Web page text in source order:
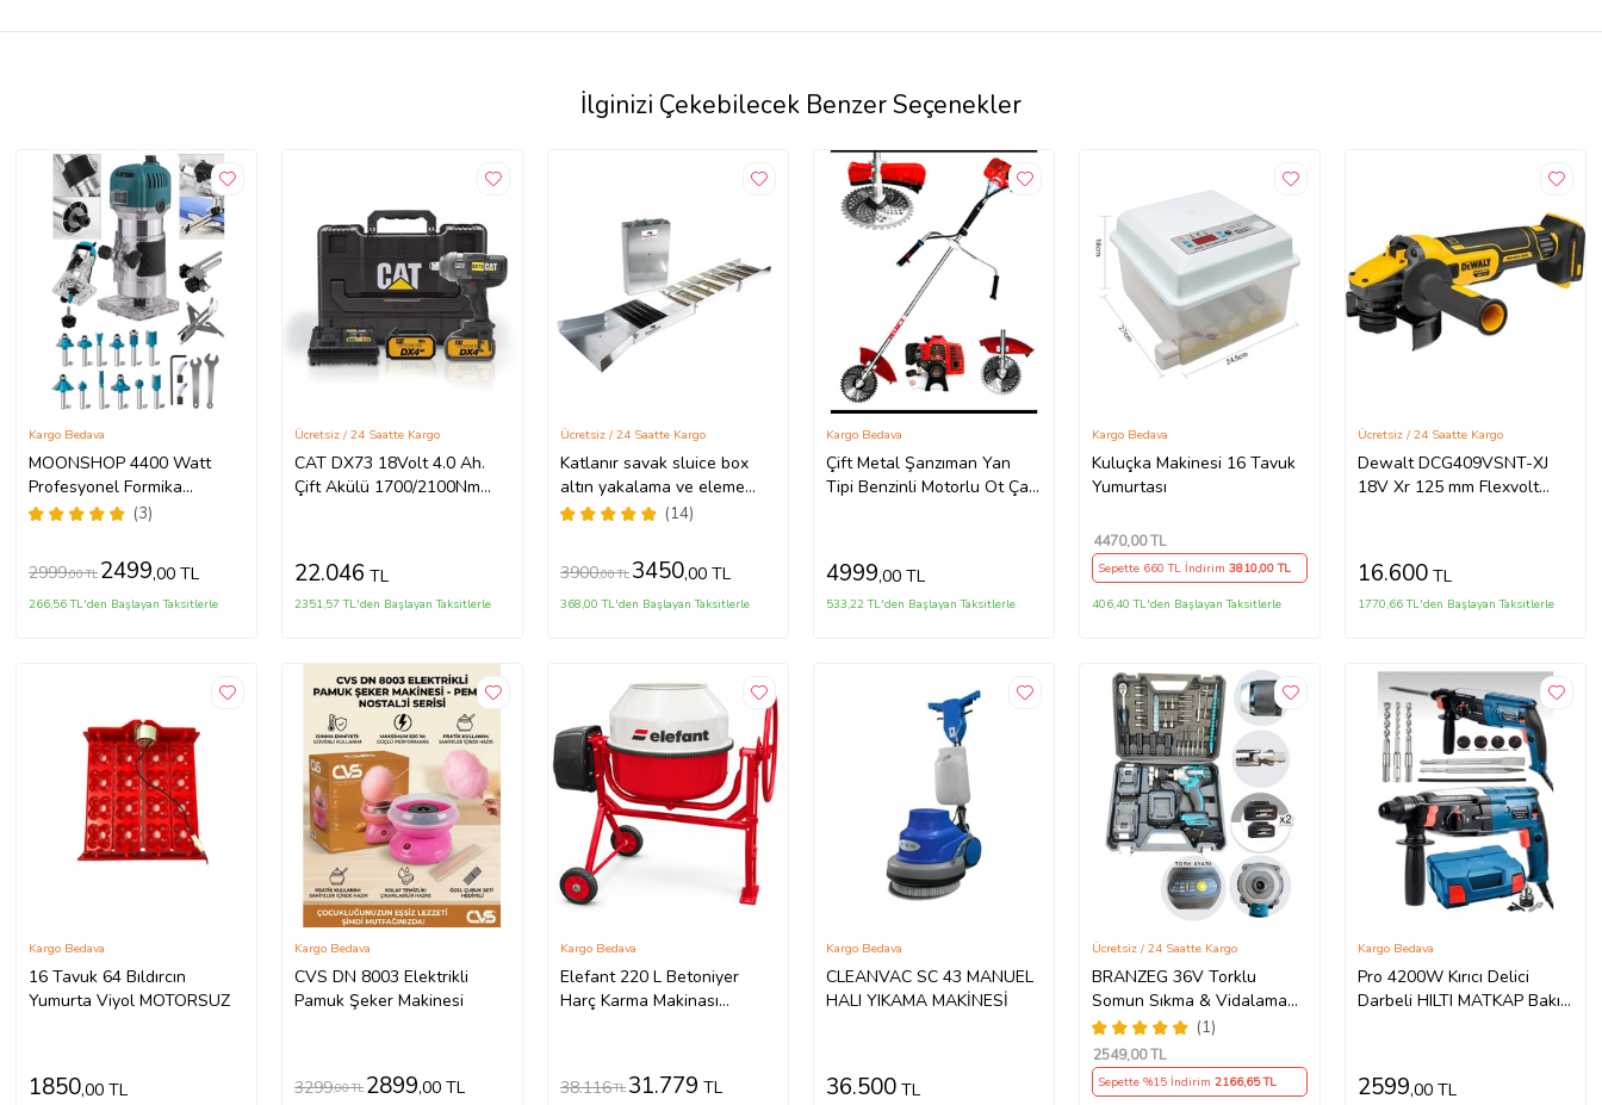
İlginizi Çekebilecek Benzer Seçenekler
MOONSHOP 4400 Watt
Profesyonel Formika
Traşlama Freze Makinası Ve
(3)
Kargo Bedava
2999,00 TL 2499,00 TL
266,56 TL'den Başlayan Taksitlerle
CAT DX73 18Volt 4.0 Ah.
Çift Akülü 1700/2100Nm
Ücretsiz / 24 Saatte Kargo
22.046 TL
2351,57 TL'den Başlayan Taksitlerle
Katlanır savak sluice box
altın yakalama ve eleme
ekipmanı KARGO DAHİL
(14)
Ücretsiz / 24 Saatte Kargo
3900,00 TL 3450,00 TL
368,00 TL'den Başlayan Taksitlerle
Çift Metal Şanzıman Yan
Tipi Benzinli Motorlu Ot Çalı
Kargo Bedava
4999,00 TL
533,22 TL'den Başlayan Taksitlerle
Kuluçka Makinesi 16 Tavuk
Yumurtası
Kargo Bedava
4470,00 TL
Sepette 660 TL İndirim3810,00 TL
406,40 TL'den Başlayan Taksitlerle
Dewalt DCG409VSNT-XJ
18V Xr 125 mm Flexvolt
Ücretsiz / 24 Saatte Kargo
16.600 TL
1770,66 TL'den Başlayan Taksitlerle
16 Tavuk 64 Bıldırcın
Yumurta Viyol MOTORSUZ
Kargo Bedava
1850,00 TL
CVS DN 8003 Elektrikli
Pamuk Şeker Makinesi
Kargo Bedava
3299,00 TL 2899,00 TL
Elefant 220 L Betoniyer
Harç Karma Makinası
Kargo Bedava
38.116TL 31.779 TL
CLEANVAC SC 43 MANUEL
HALI YIKAMA MAKİNESİ
Kargo Bedava
36.500 TL
BRANZEG 36V Torklu
Somun Sıkma & Vidalama
Kömürsüz Motor
(1)
Ücretsiz / 24 Saatte Kargo
2549,00 TL
Sepette %15 İndirim2166,65 TL
Pro 4200W Kırıcı Delici
Darbeli HILTI MATKAP Bakır
Kargo Bedava
2599,00 TL